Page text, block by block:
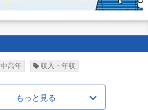
中高年 収入・年収
もっと見る